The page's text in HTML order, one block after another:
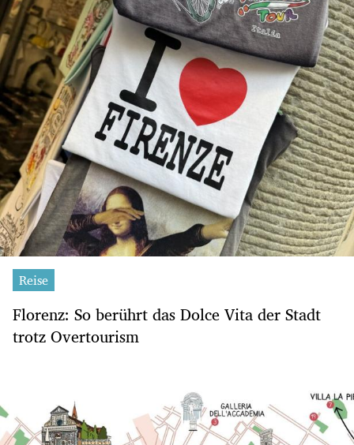
Reise
Florenz: So berührt das Dolce Vita der Stadt
trotz Overtourism